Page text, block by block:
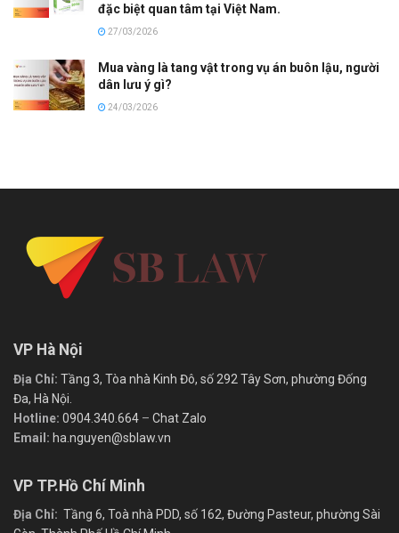
đặc biệt quan tâm tại Việt Nam.
27/03/2026
Mua vàng là tang vật trong vụ án buôn lậu, người
dân lưu ý gì?
24/03/2026
VP Hà Nội
Địa Chỉ: Tầng 3, Tòa nhà Kinh Đô, số 292 Tây Sơn, phường Đống
Đa, Hà Nội.
Hotline: 0904.340.664 – Chat Zalo
Email: ha.nguyen@sblaw.vn
VP TP.Hồ Chí Minh
Địa Chỉ: Tầng 6, Toà nhà PDD, số 162, Đường Pasteur, phường Sài